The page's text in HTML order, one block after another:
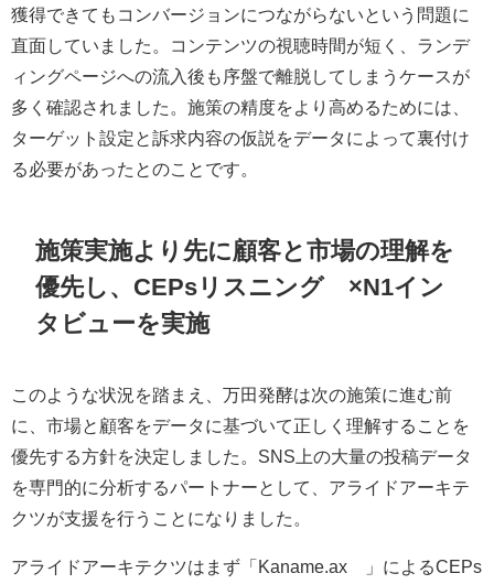
獲得できてもコンバージョンにつながらないという問題に
直面していました。コンテンツの視聴時間が短く、ランデ
ィングページへの流入後も序盤で離脱してしまうケースが
多く確認されました。施策の精度をより高めるためには、
ターゲット設定と訴求内容の仮説をデータによって裏付け
る必要があったとのことです。
施策実施より先に顧客と市場の理解を
優先し、CEPsリスニング®×N1イン
タビューを実施
このような状況を踏まえ、万田発酵は次の施策に進む前
に、市場と顧客をデータに基づいて正しく理解することを
優先する方針を決定しました。SNS上の大量の投稿データ
を専門的に分析するパートナーとして、アライドアーキテ
クツが支援を行うことになりました。
アライドアーキテクツはまず「Kaname.ax®」によるCEPs